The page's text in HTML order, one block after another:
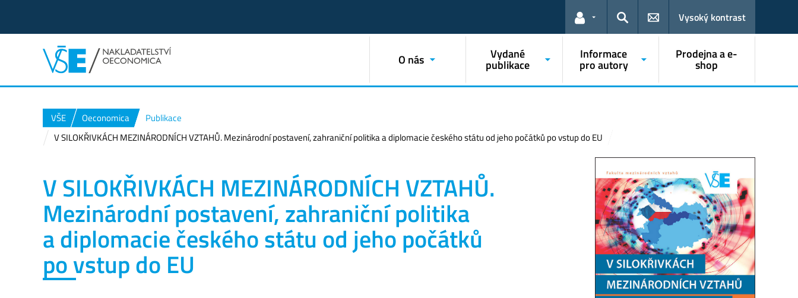
Odkazy pro uživatele
Hledat
Vysoký kontrast
O nás Vydané
publikace
Informace
pro autory
Prodejna a e-
shop
VŠE Oeconomica
Publikace
V SILOKŘIVKÁCH MEZINÁRODNÍCH VZTAHŮ. Mezinárodní postavení, zahraniční politika a diplomacie českého státu od jeho počátků po vstup do EU
V SILOKŘIVKÁCH MEZINÁRODNÍCH VZTAHŮ.
Mezinárodní postavení, zahraniční politika
a diplomacie českého státu od jeho počátků
po vstup do EU